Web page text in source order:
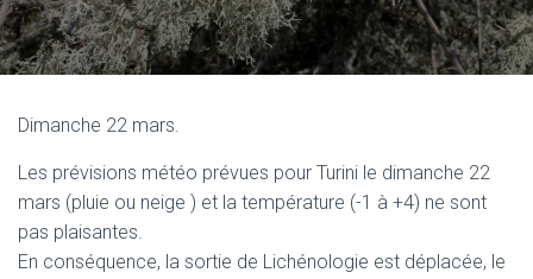
Dimanche 22 mars.
Les prévisions météo prévues pour Turini le dimanche 22
mars (pluie ou neige ) et la température (-1 à +4) ne sont
pas plaisantes.
En conséquence, la sortie de Lichénologie est déplacée, le